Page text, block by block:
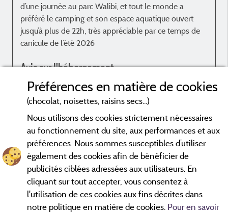
d’une journée au parc Walibi, et tout le monde a
préféré le camping et son espace aquatique ouvert
jusqu’à plus de 22h, très appréciable par ce temps de
canicule de l’été 2026
Avis sur l'hébergement
La surface des emplacements est idéale, la
promiscuité avec les autres campeurs n’a pas été
Avis datés de moins de 3 ans et soumis à un contrôle.
Préférences en matière de cookies
(chocolat, noisettes, raisins secs...)
Nous utilisons des cookies strictement nécessaires
au fonctionnement du site, aux performances et aux
préférences. Nous sommes susceptibles d’utiliser
également des cookies afin de bénéficier de
publicités ciblées adressées aux utilisateurs. En
cliquant sur tout accepter, vous consentez à
l'utilisation de ces cookies aux fins décrites dans
notre politique en matière de cookies. Pour en savoir